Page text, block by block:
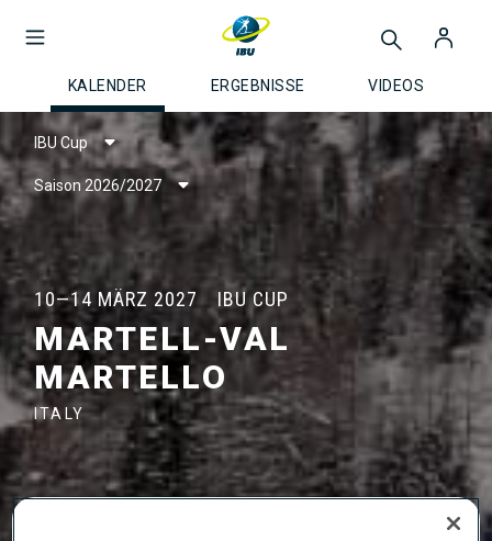
KALENDER ERGEBNISSE VIDEOS
IBU Cup
Saison 2026/2027
10—14 MÄRZ 2027 IBU CUP
MARTELL-VAL
MARTELLO
ITALY